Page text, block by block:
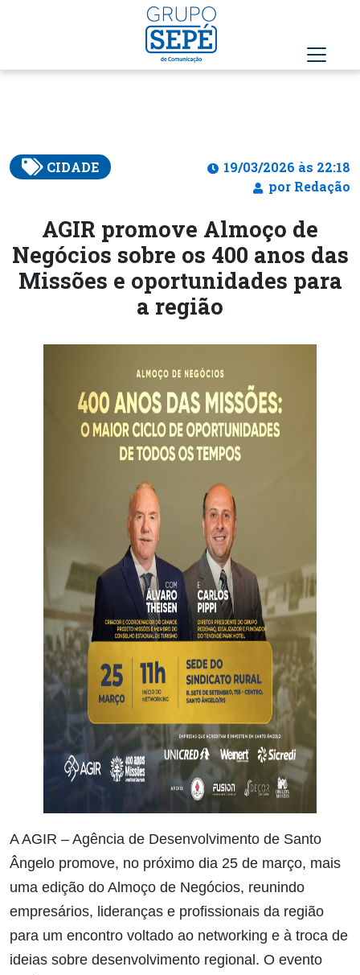
CIDADE
19/03/2026 às 22:18
por Redação
AGIR promove Almoço de
Negócios sobre os 400 anos das
Missões e oportunidades para
a região
A AGIR – Agência de Desenvolvimento de Santo
Ângelo promove, no próximo dia 25 de março, mais
uma edição do Almoço de Negócios, reunindo
empresários, lideranças e profissionais da região
para um encontro voltado ao networking e à troca de
ideias sobre desenvolvimento regional. O evento